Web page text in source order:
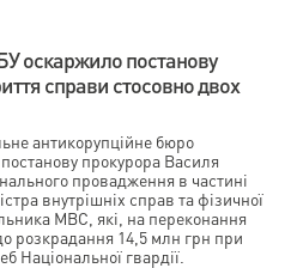
оскаржило постанову
справи стосовно двох
антикорупційне бюро
прокурора Василя
провадження в частині
внутрішніх справ та фізичної
МВС, які, на переконання
розкрадання 14,5 млн грн при
Національної гвардії.